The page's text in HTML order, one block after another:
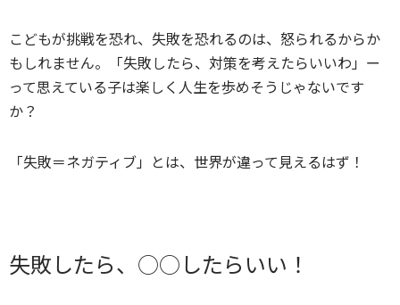
こどもが挑戦を恐れ、失敗を恐れるのは、怒られるからか
もしれません。「失敗したら、対策を考えたらいいわ」ー
って思えている子は楽しく人生を歩めそうじゃないです
か？
「失敗＝ネガティブ」とは、世界が違って見えるはず！
失敗したら、○○したらいい！